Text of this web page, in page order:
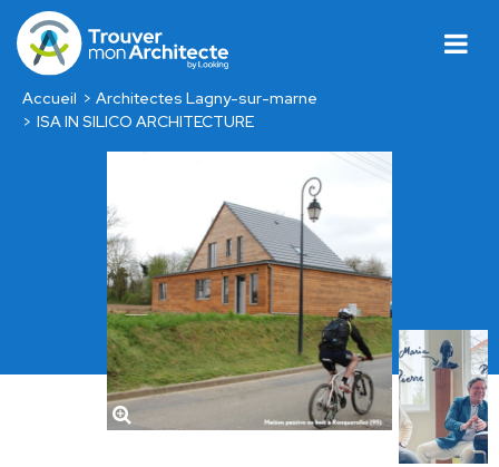
Accueil
Architectes Lagny-sur-marne
ISA IN SILICO ARCHITECTURE